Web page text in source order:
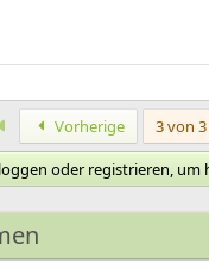
Erste Vorherige
3 von 3
oder registrieren, um